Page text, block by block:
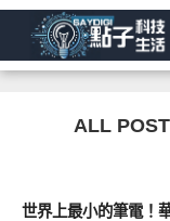
ALL
世界上最小的筆電！